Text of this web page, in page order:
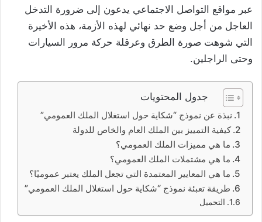
عبر مواقع التواصل الاجتماعي يدعون إلى ضرورة التدخل
العاجل من أجل وضع حد نهائي لهذه الأزمة، هذه الأخيرة
التي شوهت صورة الطرق وعرقلة حركة مرور السيارات
وحتى الراجلين.
جدول المحتويات
نبذة عن نموذج “شكاية حول استغلال الملك العمومي”
كيفية التمييز بين الملك العام والخاص للدولة
ما هي مميزات الملك العمومي؟
ما هي مشتملات الملك العمومي؟
ما هي المعايير المعتمدة التي تجعل الملك يعتبر عموميًا؟
طريقة تعبئة نموذج “شكاية حول استغلال الملك العمومي”
التحميل